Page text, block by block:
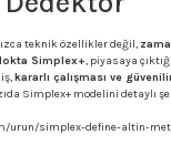
teknik özellikler değil,
Simplex+, piyasaya
kararlı çalışması ve
Simplex+ modelini detaylı
urun/simplex-define-altin-